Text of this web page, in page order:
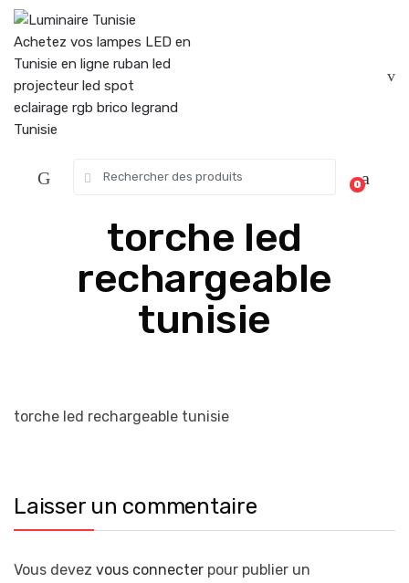
Skip
navigation
Skip
content
for:
0
torche led
rechargeable
tunisie
torche led rechargeable tunisie
Laisser un commentaire
Vous devez vous connecter pour publier un